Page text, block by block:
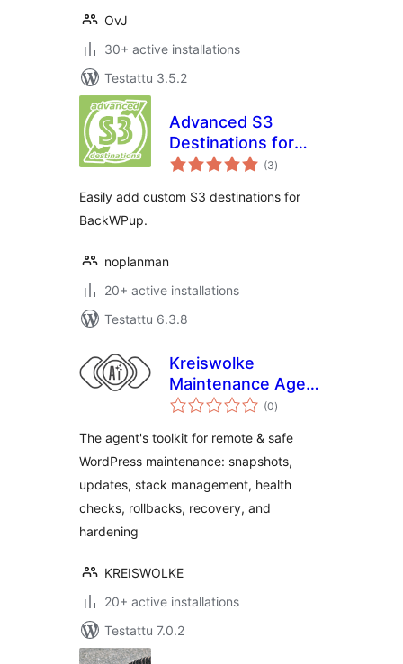
OvJ
30+ active installations
Testattu 3.5.2
Advanced S3
Destinations for
BackWPup
(3arvosanat
yhteensä
)
Easily add custom S3 destinations for
BackWPup.
noplanman
20+ active installations
Testattu 6.3.8
Kreiswolke
Maintenance Agent
Toolkit
(0arvosanat
yhteensä
)
The agent's toolkit for remote & safe
WordPress maintenance: snapshots,
updates, stack management, health
checks, rollbacks, recovery, and
hardening
KREISWOLKE
20+ active installations
Testattu 7.0.2